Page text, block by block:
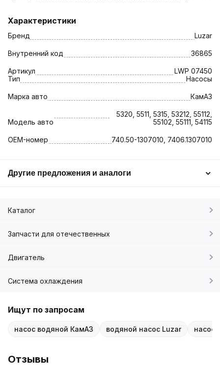
Характеристики
Бренд Luzar
Внутренний код 36865
Артикул
LWP 07450
Тип
Насосы
Марка авто КамАЗ
Модель авто
5320, 5511, 5315, 53212, 55112,
55102, 55111, 54115
OEM-номер 740.50-1307010, 7406.1307010
Другие предложения и аналоги
Каталог
Запчасти для отечественных
Двигатель
Система охлаждения
Ищут по запросам
насос водяной КамАЗ водяной насос Luzar насос
Отзывы